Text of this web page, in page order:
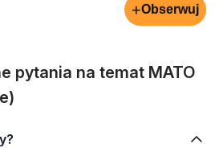
+Obserwuj
pytania na temat MATO